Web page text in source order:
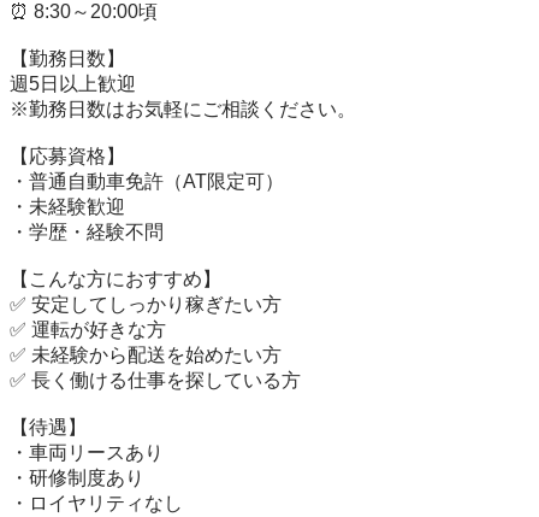
⏰ 8:30～20:00頃
【勤務日数】
週5日以上歓迎
※勤務日数はお気軽にご相談ください。
【応募資格】
・普通自動車免許（AT限定可）
・未経験歓迎
・学歴・経験不問
【こんな方におすすめ】
✅ 安定してしっかり稼ぎたい方
✅ 運転が好きな方
✅ 未経験から配送を始めたい方
✅ 長く働ける仕事を探している方
【待遇】
・車両リースあり
・研修制度あり
・ロイヤリティなし